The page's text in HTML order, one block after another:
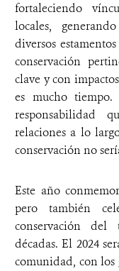
fortaleciendo
locales,
diversos
conservación
clave y con
es mucho
responsabilidad
relaciones a lo
conservación no
Este año
pero también
conservación
décadas. El 2024
comunidad, con los